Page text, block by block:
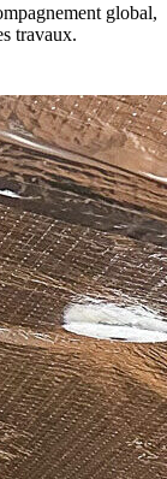
global,
travaux.